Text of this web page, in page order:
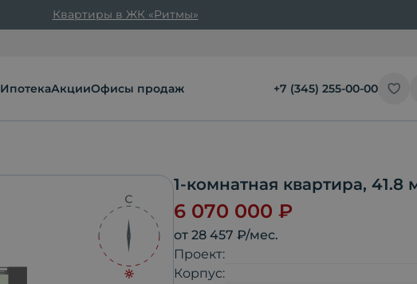
Квартиры в ЖК «Ритмы»
ИпотекаАкцииОфисы продаж +7 (345) 255-00-00
1-комнатная квартира, 41.8
6 070 000₽
от28 457₽/мес.
Проект:
Корпус: